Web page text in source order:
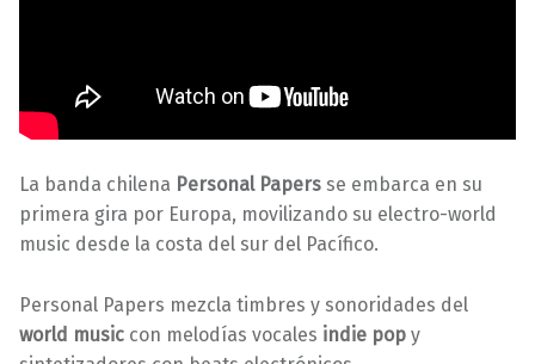
La banda chilena Personal Papers se embarca en su
primera gira por Europa, movilizando su electro-world
music desde la costa del sur del Pacífico.
Personal Papers mezcla timbres y sonoridades del
world music con melodías vocales indie pop y